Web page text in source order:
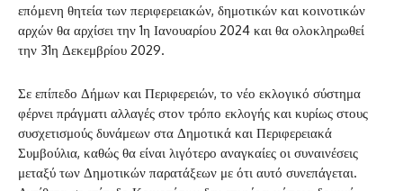
επόμενη θητεία των περιφερειακών, δημοτικών και κοινοτικών
αρχών θα αρχίσει την 1η Ιανουαρίου 2024 και θα ολοκληρωθεί
την 31η Δεκεμβρίου 2029.
Σε επίπεδο Δήμων και Περιφερειών, το νέο εκλογικό σύστημα
φέρνει πράγματι αλλαγές στον τρόπο εκλογής και κυρίως στους
συσχετισμούς δυνάμεων στα Δημοτικά και Περιφερειακά
Συμβούλια, καθώς θα είναι λιγότερο αναγκαίες οι συναινέσεις
μεταξύ των Δημοτικών παρατάξεων με ότι αυτό συνεπάγεται.